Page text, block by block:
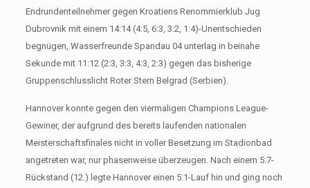
Endrundenteilnehmer gegen Kroatiens Renommierklub Jug
Dubrovnik mit einem 14:14 (4:5, 6:3, 3:2, 1:4)-Unentschieden
begnügen, Wasserfreunde Spandau 04 unterlag in beinahe
Sekunde mit 11:12 (2:3, 3:3, 4:3, 2:3) gegen das bisherige
Gruppenschlusslicht Roter Stern Belgrad (Serbien).
Hannover konnte gegen den viermaligen Champions League-
Gewiner, der aufgrund des bereits laufenden nationalen
Meisterschaftsfinales nicht in voller Besetzung im Stadionbad
angetreten war, nur phasenweise überzeugen. Nach einem 5:7-
Rückstand (12.) legte Hannover einen 5:1-Lauf hin und ging noch